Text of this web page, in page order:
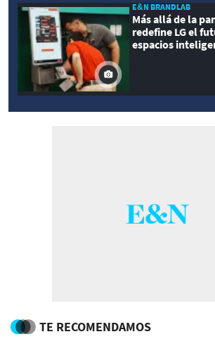
E&N BRANDLAB
Más allá de la
redefine LG el
espacios
TE RECOMENDAMOS